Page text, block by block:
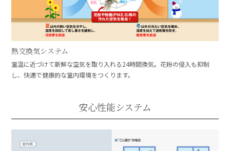
熱交換気システム
室温に近づけて新鮮な空気を取り入れる24時間換気。花粉の侵入も抑制
し、快適で健康的な室内環境をつくります。
安心性能システム